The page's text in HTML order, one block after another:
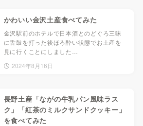
かわいい金沢土産食べてみた
金沢駅前のホテルで日本酒とのどぐろ三昧
に舌鼓を打った後ほろ酔い状態でお土産を
見に行くことにしました…
2024年8月16日
長野土産「ながの牛乳パン風味ラス
ク」「紅茶のミルクサンドクッキー」
を食べてみた